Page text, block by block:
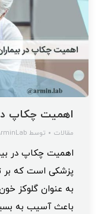
اهمیت چکاپ در
مقالات توسط
اهمیت چکاپ در
پزشکی است که بر
به عنوان گلوکز
باعث آسیب به